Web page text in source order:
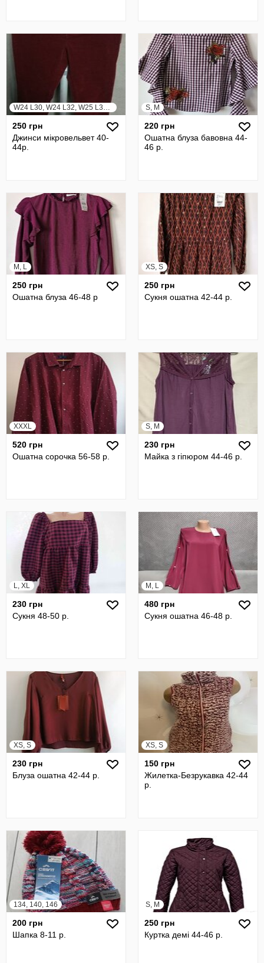
W24 L30, W24 L32, W25 L30, W25 L32, W26 L30, W26 L32
250 грн
Джинси мікровельвет 40-
44р.
S, M
220 грн
Ошатна блуза бавовна 44-
46 р.
M, L
250 грн
Ошатна блуза 46-48 р
XS, S
250 грн
Сукня ошатна 42-44 р.
XXXL
520 грн
Ошатна сорочка 56-58 р.
S, M
230 грн
Майка з гіпюром 44-46 р.
L, XL
230 грн
Сукня 48-50 р.
M, L
480 грн
Сукня ошатна 46-48 р.
XS, S
230 грн
Блуза ошатна 42-44 р.
XS, S
150 грн
Жилетка-Безрукавка 42-44
р.
134, 140, 146
200 грн
Шапка 8-11 р.
S, M
250 грн
Куртка демі 44-46 р.